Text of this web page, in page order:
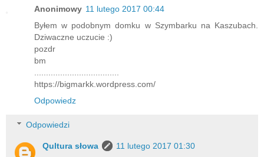
Anonimowy 11 lutego 2017 00:44
Byłem w podobnym domku w Szymbarku na Kaszubach.
Dziwaczne uczucie :)
pozdr
bm
https://bigmarkk.wordpress.com/
Odpowiedz
Odpowiedzi
Qultura słowa
11 lutego 2017 01:30